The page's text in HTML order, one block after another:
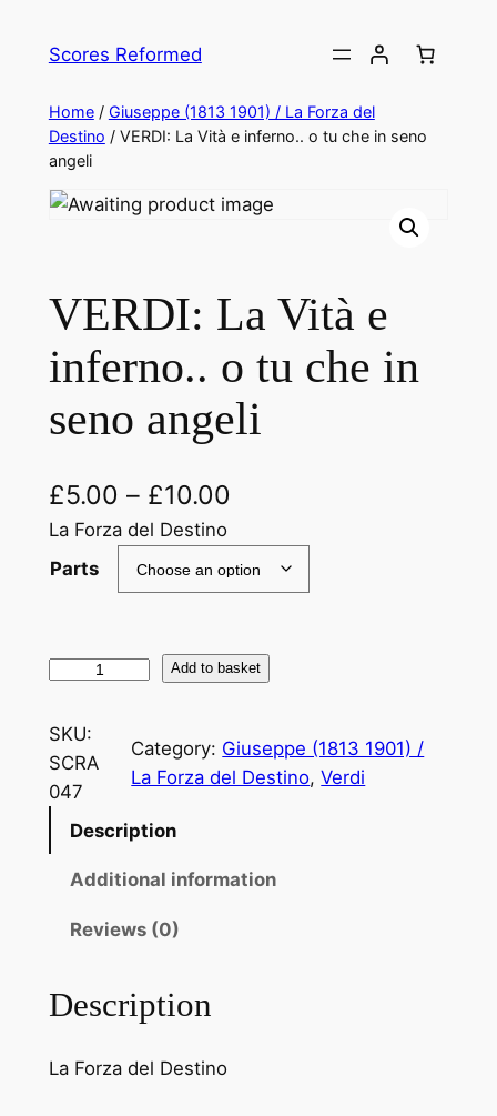
Scores Reformed
Home/ Giuseppe (1813 1901) / La Forza del
Destino / VERDI: La Vità e inferno.. o tu che in seno
angeli
VERDI: La Vità e
inferno.. o tu che in
seno angeli
£5.00 – £10.00
La Forza del Destino
Parts
V
R
D
I
:
e
n
Add to basket
SKU:
SCRA
047
Category: Giuseppe (1813 1901) /
La Forza del Destino, Verdi
Description
Additional information
Reviews (0)
Description
La Forza del Destino